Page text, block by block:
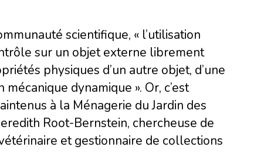
scientifique, « l’utilisation
sur un objet externe librement
physiques d’un autre objet, d’une
dynamique ». Or, c’est
à la Ménagerie du Jardin des
Root-Bernstein, chercheuse de
et gestionnaire de collections